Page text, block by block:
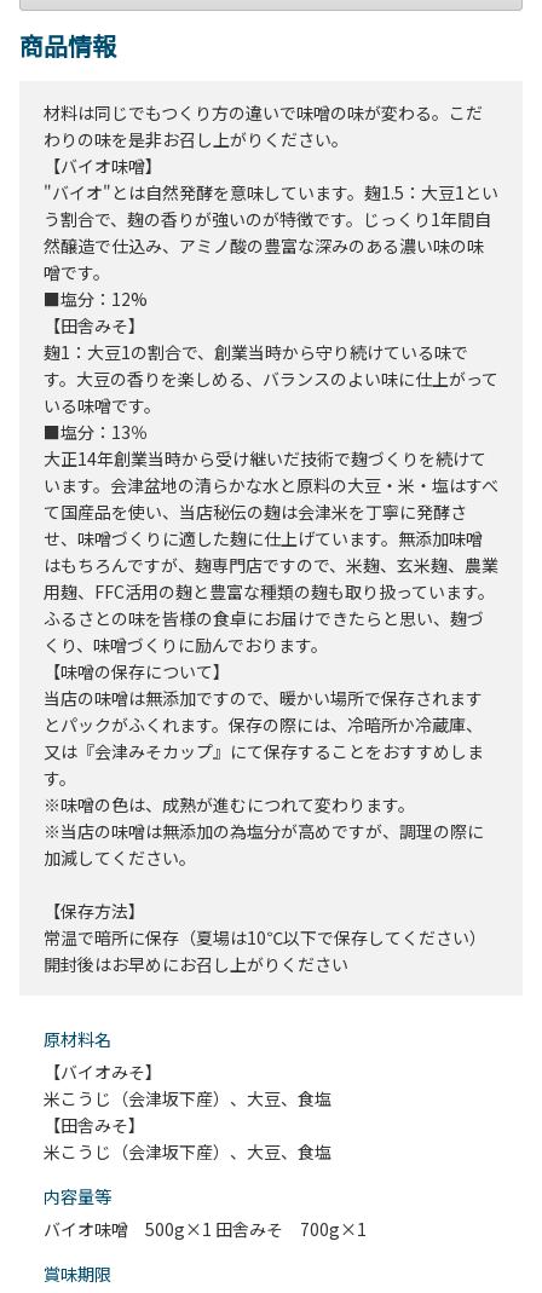
商品情報
材料は同じでもつくり方の違いで味噌の味が変わる。こだ
わりの味を是非お召し上がりください。
【バイオ味噌】
"バイオ"とは自然発酵を意味しています。麹1.5：大豆1とい
う割合で、麹の香りが強いのが特徴です。じっくり1年間自
然醸造で仕込み、アミノ酸の豊富な深みのある濃い味の味
噌です。
■塩分：12%
【田舎みそ】
麹1：大豆1の割合で、創業当時から守り続けている味で
す。大豆の香りを楽しめる、バランスのよい味に仕上がって
いる味噌です。
■塩分：13％
大正14年創業当時から受け継いだ技術で麹づくりを続けて
います。会津盆地の清らかな水と原料の大豆・米・塩はすべ
て国産品を使い、当店秘伝の麹は会津米を丁寧に発酵さ
せ、味噌づくりに適した麹に仕上げています。無添加味噌
はもちろんですが、麹専門店ですので、米麹、玄米麹、農業
用麹、FFC活用の麹と豊富な種類の麹も取り扱っています。
ふるさとの味を皆様の食卓にお届けできたらと思い、麹づ
くり、味噌づくりに励んでおります。
【味噌の保存について】
当店の味噌は無添加ですので、暖かい場所で保存されます
とパックがふくれます。保存の際には、冷暗所か冷蔵庫、
又は『会津みそカップ』にて保存することをおすすめしま
す。
※味噌の色は、成熟が進むにつれて変わります。
※当店の味噌は無添加の為塩分が高めですが、調理の際に
加減してください。
【保存方法】
常温で暗所に保存（夏場は10℃以下で保存してください）
開封後はお早めにお召し上がりください
原材料名
【バイオみそ】
米こうじ（会津坂下産）、大豆、食塩
【田舎みそ】
米こうじ（会津坂下産）、大豆、食塩
内容量等
バイオ味噌 500g×1 田舎みそ 700g×1
賞味期限